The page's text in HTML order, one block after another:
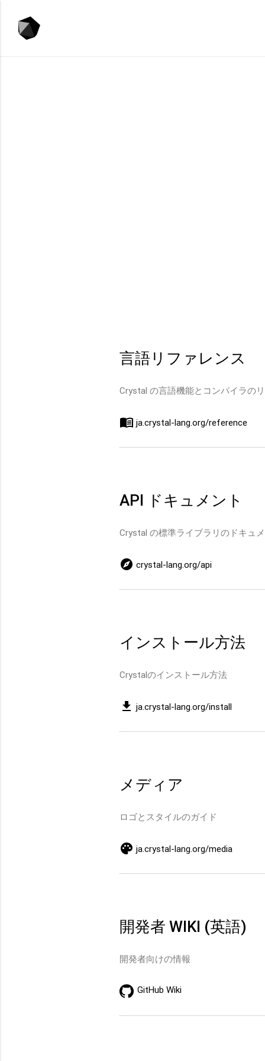
言語リファレンス
Crystal の言語機能とコンパイラの
menu_book ja.crystal-lang.org/reference
API ドキュメント
Crystal の標準ライブラリのドキュ
explore crystal-lang.org/api
インストール方法
Crystalのインストール方法
get_app ja.crystal-lang.org/install
メディア
ロゴとスタイルのガイド
palette ja.crystal-lang.org/media
開発者 WIKI (英語)
開発者向けの情報
GitHub Wiki